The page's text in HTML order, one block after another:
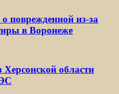
поврежденной из-за
в Воронеже
области